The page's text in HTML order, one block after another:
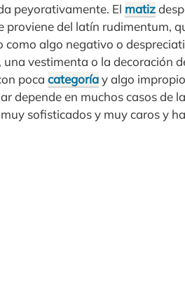
peyorativamente. El matiz
proviene del latín rudimentum,
algo negativo o
vestimenta o la decoración
poca categoríay algo
depende en muchos casos de
sofisticados y muy caros y